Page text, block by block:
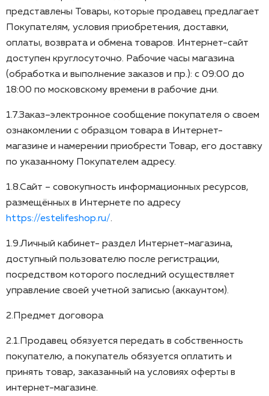
представлены Товары, которые продавец предлагает
Покупателям, условия приобретения, доставки,
оплаты, возврата и обмена товаров. Интернет-сайт
доступен круглосуточно. Рабочие часы магазина
(обработка и выполнение заказов и пр.): с 09:00 до
18:00 по московскому времени в рабочие дни.
1.7.Заказ–электронное сообщение покупателя о своем
ознакомлении с образцом товара в Интернет-
магазине и намерении приобрести Товар, его доставку
по указанному Покупателем адресу.
1.8.Сайт – совокупность информационных ресурсов,
размещённых в Интернете по адресу
https://estelifeshop.ru/.
1.9.Личный кабинет- раздел Интернет-магазина,
доступный пользователю после регистрации,
посредством которого последний осуществляет
управление своей учетной записью (аккаунтом).
2.Предмет договора
2.1.Продавец обязуется передать в собственность
покупателю, а покупатель обязуется оплатить и
принять товар, заказанный на условиях оферты в
интернет-магазине.